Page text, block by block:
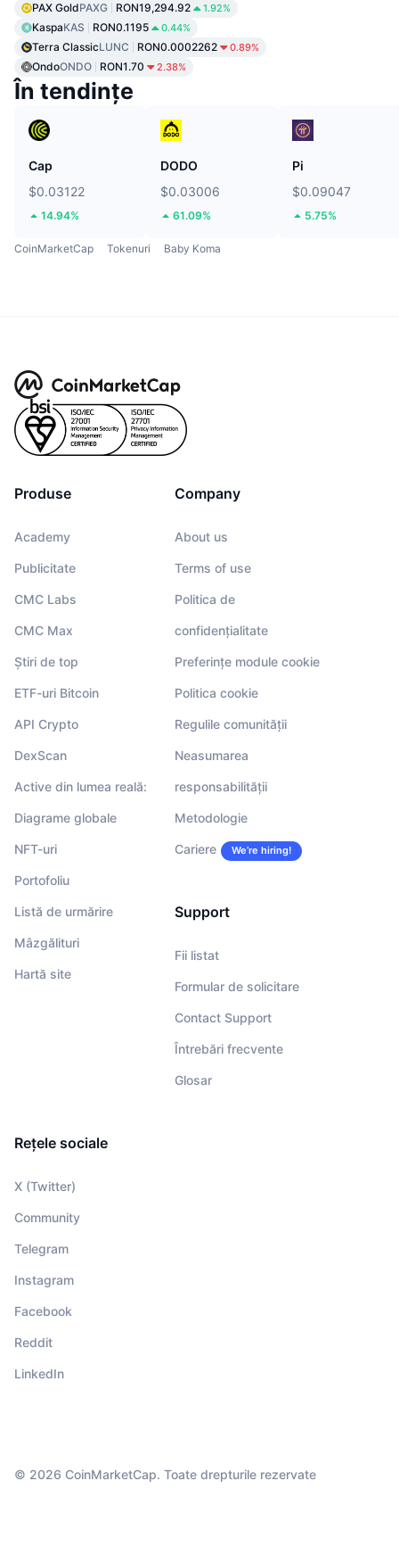
PAX GoldPAXG RON19,294.92 1.92%
KaspaKAS RON0.1195 0.44%
Terra ClassicLUNC RON0.0002262 0.89%
OndoONDO RON1.70 2.38%
În tendințe
Cap
$0.03122
14.94%
DODO
$0.03006
61.09%
Pi
$0.09047
5.75%
CoinMarketCap Tokenuri Baby Koma
Produse
Academy
Publicitate
CMC Labs
CMC Max
Știri de top
ETF-uri Bitcoin
API Crypto
DexScan
Active din lumea reală:
Diagrame globale
NFT-uri
Portofoliu
Listă de urmărire
Mâzgălituri
Hartă site
Company
About us
Terms of use
Politica de
confidențialitate
Preferințe module cookie
Politica cookie
Regulile comunității
Neasumarea
responsabilității
Metodologie
Cariere We’re hiring!
Support
Fii listat
Formular de solicitare
Contact Support
Întrebări frecvente
Glosar
Rețele sociale
X (Twitter)
Community
Telegram
Instagram
Facebook
Reddit
LinkedIn
© 2026 CoinMarketCap. Toate drepturile rezervate